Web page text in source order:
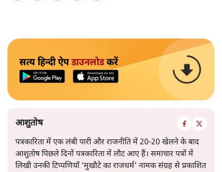
सत्य हिन्दी ऐपडाउनलोडकरें
आशुतोष
पत्रकारिता में एक लंबी पारी और राजनीति में 20-20 खेलने के बाद
आशुतोष पिछले दिनों पत्रकारिता में लौट आए हैं। समाचार पत्रों में
लिखी उनकी टिप्पणियाँ 'मुखौटे का राजधर्म' नामक संग्रह से प्रकाशित